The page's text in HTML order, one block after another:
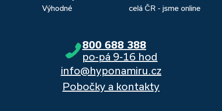
Výhodné
celá ČR - jsme online
800 688 388
po-pá 9-16 hod
info@hyponamiru.cz
Pobočky a kontakty